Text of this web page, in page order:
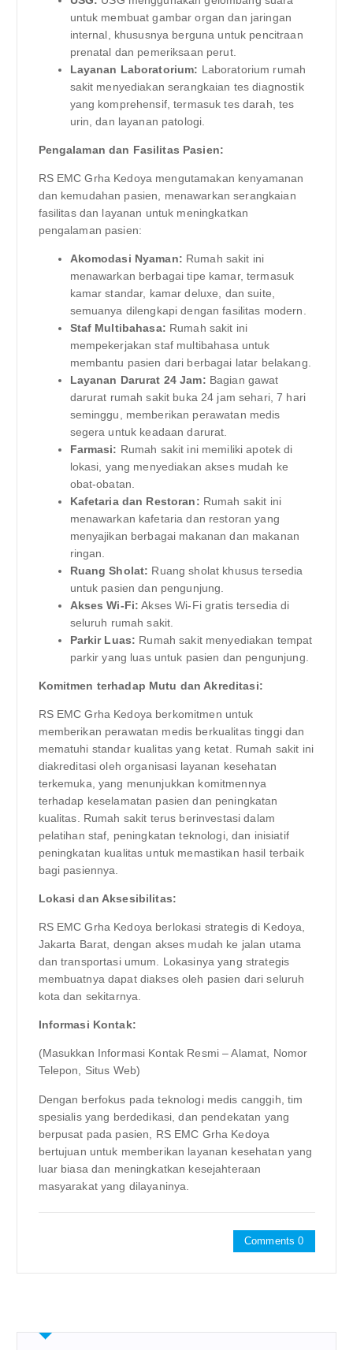
untuk membuat gambar organ dan jaringan
internal, khususnya berguna untuk pencitraan
prenatal dan pemeriksaan perut.
Layanan Laboratorium: Laboratorium rumah
sakit menyediakan serangkaian tes diagnostik
yang komprehensif, termasuk tes darah, tes
urin, dan layanan patologi.
Pengalaman dan Fasilitas Pasien:
RS EMC Grha Kedoya mengutamakan kenyamanan
dan kemudahan pasien, menawarkan serangkaian
fasilitas dan layanan untuk meningkatkan
pengalaman pasien:
Akomodasi Nyaman: Rumah sakit ini
menawarkan berbagai tipe kamar, termasuk
kamar standar, kamar deluxe, dan suite,
semuanya dilengkapi dengan fasilitas modern.
Staf Multibahasa: Rumah sakit ini
mempekerjakan staf multibahasa untuk
membantu pasien dari berbagai latar belakang.
Layanan Darurat 24 Jam: Bagian gawat
darurat rumah sakit buka 24 jam sehari, 7 hari
seminggu, memberikan perawatan medis
segera untuk keadaan darurat.
Farmasi: Rumah sakit ini memiliki apotek di
lokasi, yang menyediakan akses mudah ke
obat-obatan.
Kafetaria dan Restoran: Rumah sakit ini
menawarkan kafetaria dan restoran yang
menyajikan berbagai makanan dan makanan
ringan.
Ruang Sholat: Ruang sholat khusus tersedia
untuk pasien dan pengunjung.
Akses Wi-Fi: Akses Wi-Fi gratis tersedia di
seluruh rumah sakit.
Parkir Luas: Rumah sakit menyediakan tempat
parkir yang luas untuk pasien dan pengunjung.
Komitmen terhadap Mutu dan Akreditasi:
RS EMC Grha Kedoya berkomitmen untuk
memberikan perawatan medis berkualitas tinggi dan
mematuhi standar kualitas yang ketat. Rumah sakit ini
diakreditasi oleh organisasi layanan kesehatan
terkemuka, yang menunjukkan komitmennya
terhadap keselamatan pasien dan peningkatan
kualitas. Rumah sakit terus berinvestasi dalam
pelatihan staf, peningkatan teknologi, dan inisiatif
peningkatan kualitas untuk memastikan hasil terbaik
bagi pasiennya.
Lokasi dan Aksesibilitas:
RS EMC Grha Kedoya berlokasi strategis di Kedoya,
Jakarta Barat, dengan akses mudah ke jalan utama
dan transportasi umum. Lokasinya yang strategis
membuatnya dapat diakses oleh pasien dari seluruh
kota dan sekitarnya.
Informasi Kontak:
(Masukkan Informasi Kontak Resmi – Alamat, Nomor
Telepon, Situs Web)
Dengan berfokus pada teknologi medis canggih, tim
spesialis yang berdedikasi, dan pendekatan yang
berpusat pada pasien, RS EMC Grha Kedoya
bertujuan untuk memberikan layanan kesehatan yang
luar biasa dan meningkatkan kesejahteraan
masyarakat yang dilayaninya.
Comments 0